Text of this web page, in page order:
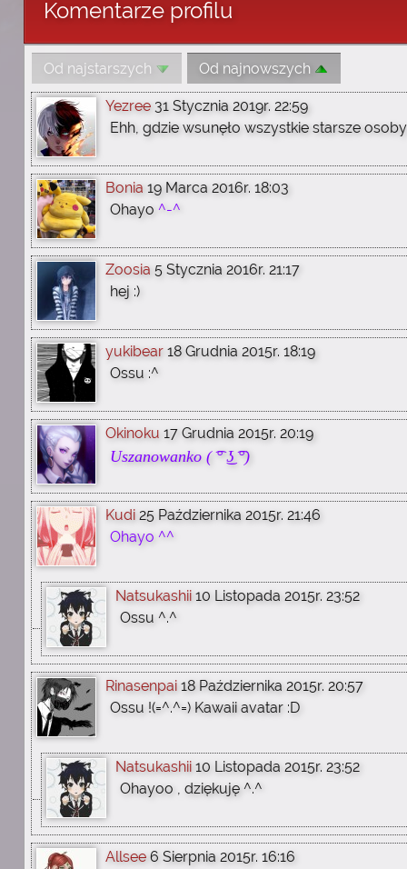
Komentarze profilu
Od najstarszych Od najnowszych
Yezree 31 Stycznia 2019r. 22:59
Ehh, gdzie wsunęło wszystkie starsze
Bonia 19 Marca 2016r. 18:03
Ohayo ^-^
Zoosia 5 Stycznia 2016r. 21:17
hej :)
yukibear 18 Grudnia 2015r. 18:19
Ossu :^
Okinoku 17 Grudnia 2015r. 20:19
Uszanowanko ( ͡° ͜ʖ ͡°)
Kudi 25 Października 2015r. 21:46
Ohayo ^^
Natsukashii 10 Listopada 2015r. 23:52
Ossu ^.^
Rinasenpai 18 Października 2015r. 20:57
Ossu !(=^.^=) Kawaii avatar :D
Natsukashii 10 Listopada 2015r. 23:52
Ohayoo , dziękuję ^.^
Allsee 6 Sierpnia 2015r. 16:16